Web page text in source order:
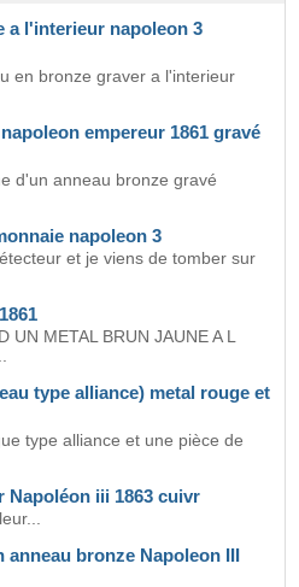
a l'interieur napoleon 3
en bronze graver a l'interieur
empereur 1861 gravé
d'un anneau bronze gravé
napoleon 3
et je viens de tomber sur
UN METAL BRUN JAUNE A L
type alliance) metal rouge et
type alliance et une pièce de
Napoléon iii 1863 cuivr
bronze Napoleon III